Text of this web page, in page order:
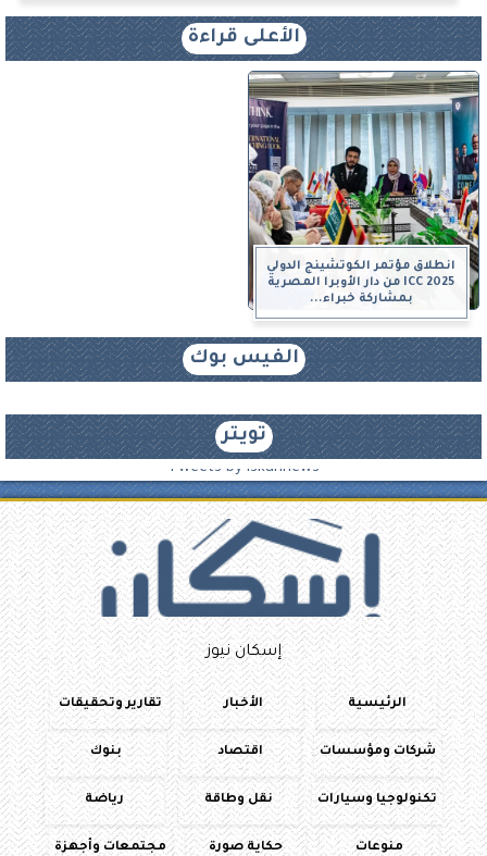
الأعلى قراءة
انطلاق مؤتمر الكوتشينج الدولي
ICC 2025 من دار الأوبرا المصرية
بمشاركة خبراء...
الفيس بوك
تويتر
Tweets by iskannews
إسكان نيوز
الرئيسية الأخبار تقارير وتحقيقات
شركات ومؤسسات اقتصاد بنوك
تكنولوجيا وسيارات نقل وطاقة رياضة
منوعات حكاية صورة مجتمعات وأجهزة